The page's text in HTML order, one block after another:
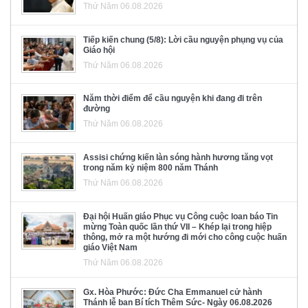
Thứ Năm 06.08.2026
Tiếp kiến chung (5/8): Lời cầu nguyện phụng vụ của
Giáo hội
Thứ Năm 06.08.2026
Năm thời điểm để cầu nguyện khi đang đi trên
đường
Thứ Năm 06.08.2026
Assisi chứng kiến làn sóng hành hương tăng vọt
trong năm kỷ niệm 800 năm Thánh
Thứ Năm 06.08.2026
Đại hội Huấn giáo Phục vụ Công cuộc loan báo Tin
mừng Toàn quốc lần thứ VII – Khép lại trong hiệp
thông, mở ra một hướng đi mới cho công cuộc huấn
giáo Việt Nam
Thứ Năm 06.08.2026
Gx. Hòa Phước: Đức Cha Emmanuel cử hành
Thánh lễ ban Bí tích Thêm Sức- Ngày 06.08.2026